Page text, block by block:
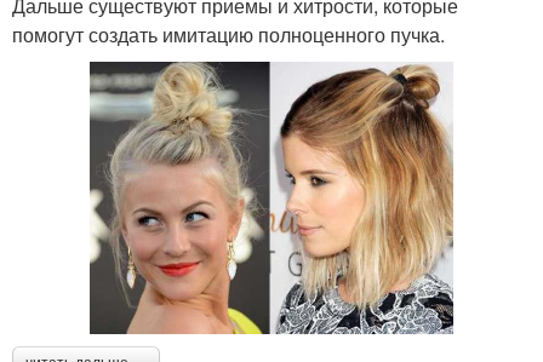
помогут создать имитацию полноценного пучка.